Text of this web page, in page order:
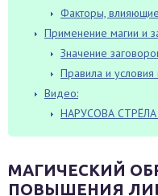
Факторы,
Применение магии и
Значение
Правила и
Видео:
НАРУСОВА
МАГИЧЕСКИЙ
ПОВЫШЕНИЯ